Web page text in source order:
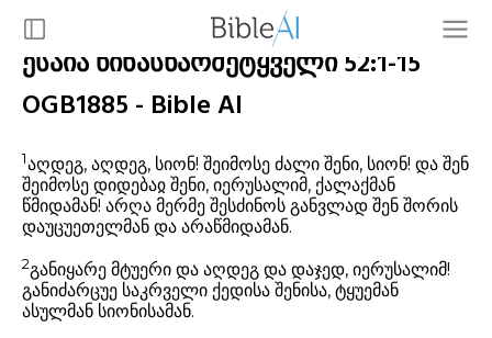
ესაია წინასწარმეტყველი 52:1-15
OGB1885 - Bible AI
1აღდეგ, აღდეგ, სიონ! შეიმოსე ძალი შენი, სიონ! და შენ
შეიმოსე დიდებაჲ შენი, იერუსალიმ, ქალაქმან
წმიდამან! არღა მერმე შესძინოს განვლად შენ შორის
დაუცუეთელმან და არაწმიდამან.
2განიყარე მტუერი და აღდეგ და დაჯედ, იერუსალიმ!
განიძარცუე საკრველი ქედისა შენისა, ტყუემან
ასულმან სიონისამან.